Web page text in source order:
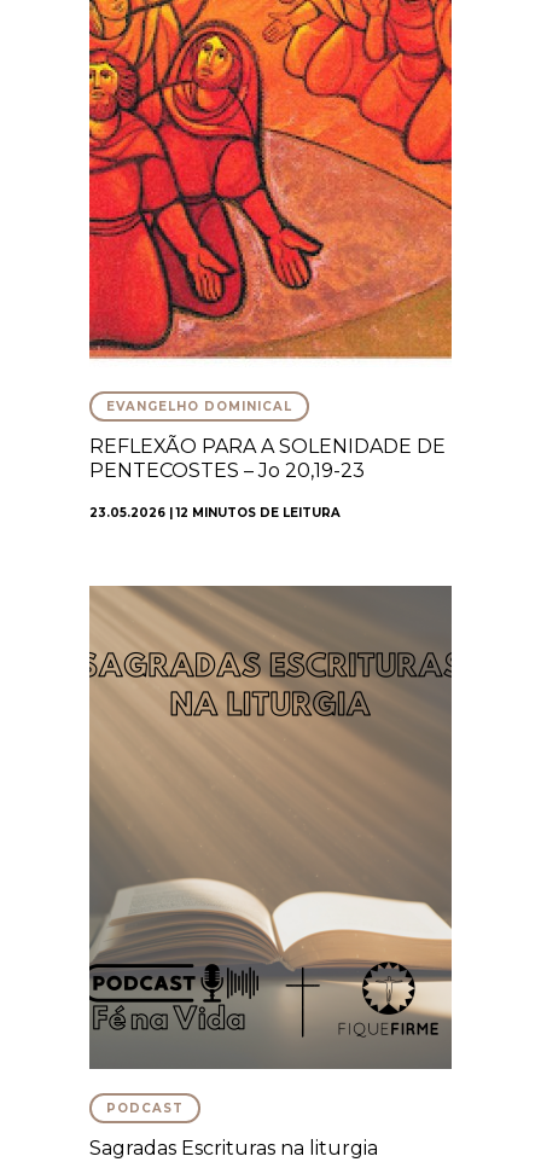
EVANGELHO DOMINICAL
REFLEXÃO PARA A SOLENIDADE DE
PENTECOSTES – Jo 20,19-23
23.05.2026 | 12 MINUTOS DE LEITURA
PODCAST
Sagradas Escrituras na liturgia